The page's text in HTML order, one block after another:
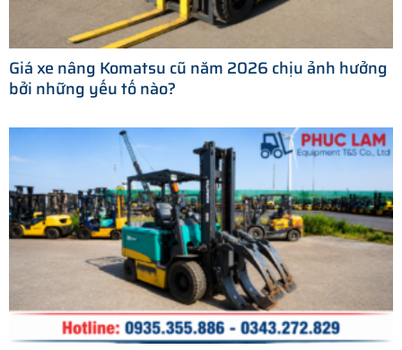
Giá xe nâng Komatsu cũ năm 2026 chịu ảnh hưởng
bởi những yếu tố nào?